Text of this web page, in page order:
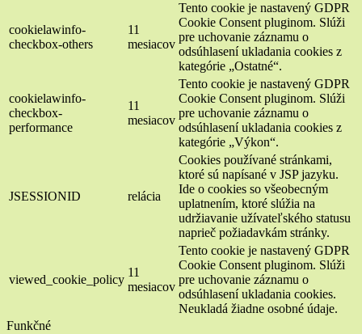
cookielawinfo-
checkbox-others
11
mesiacov
Tento cookie je nastavený GDPR
Cookie Consent pluginom. Slúži
pre uchovanie záznamu o
odsúhlasení ukladania cookies z
kategórie „Ostatné“.
cookielawinfo-
checkbox-
performance
11
mesiacov
Tento cookie je nastavený GDPR
Cookie Consent pluginom. Slúži
pre uchovanie záznamu o
odsúhlasení ukladania cookies z
kategórie „Výkon“.
JSESSIONID relácia
Cookies používané stránkami,
ktoré sú napísané v JSP jazyku.
Ide o cookies so všeobecným
uplatnením, ktoré slúžia na
udržiavanie užívateľského statusu
naprieč požiadavkám stránky.
viewed_cookie_policy
11
mesiacov
Tento cookie je nastavený GDPR
Cookie Consent pluginom. Slúži
pre uchovanie záznamu o
odsúhlasení ukladania cookies.
Neukladá žiadne osobné údaje.
Funkčné